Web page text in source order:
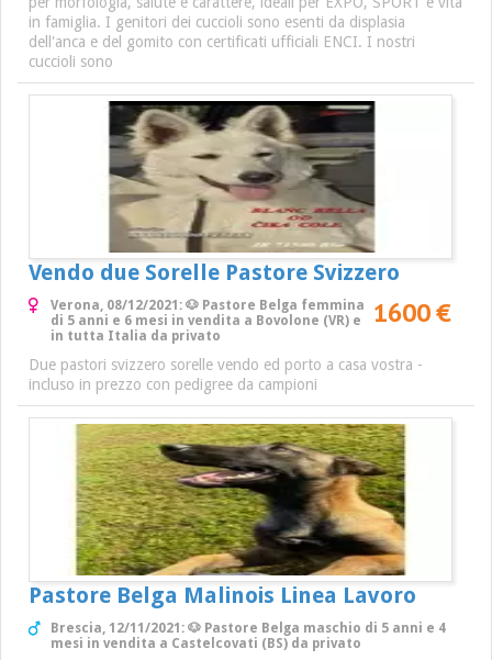
in famiglia. I genitori dei cuccioli sono esenti da displasia
dell'anca e del gomito con certificati ufficiali ENCI. I nostri
cuccioli sono
Vendo due Sorelle Pastore Svizzero
1600 €
Verona, 08/12/2021: 🐶 Pastore Belga femmina
di 5 anni e 6 mesi in vendita a Bovolone (VR) e
in tutta Italia da privato
Due pastori svizzero sorelle vendo ed porto a casa vostra -
incluso in prezzo con pedigree da campioni
Pastore Belga Malinois Linea Lavoro
Brescia, 12/11/2021: 🐶 Pastore Belga maschio di 5 anni e 4
mesi in vendita a Castelcovati (BS) da privato